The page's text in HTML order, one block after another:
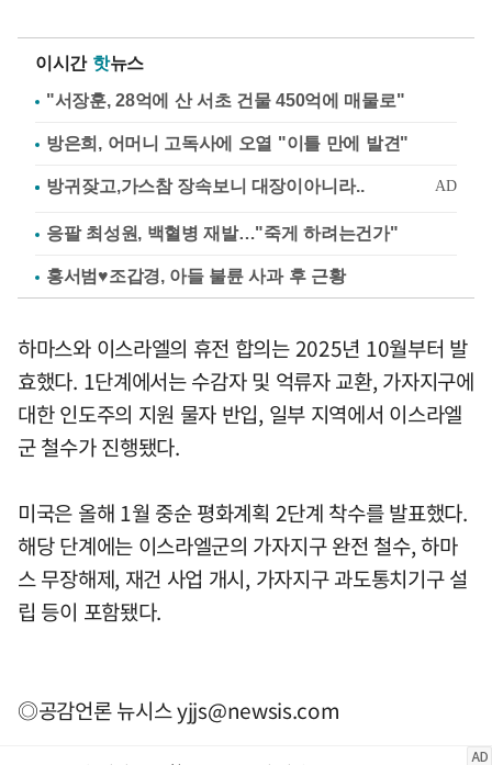
이시간 핫뉴스
"서장훈, 28억에 산 서초 건물 450억에 매물로"
방은희, 어머니 고독사에 오열 "이틀 만에 발견"
응팔 최성원, 백혈병 재발…"죽게 하려는건가"
홍서범♥조갑경, 아들 불륜 사과 후 근황
하마스와 이스라엘의 휴전 합의는 2025년 10월부터 발
효했다. 1단계에서는 수감자 및 억류자 교환, 가자지구에
대한 인도주의 지원 물자 반입, 일부 지역에서 이스라엘
군 철수가 진행됐다.
미국은 올해 1월 중순 평화계획 2단계 착수를 발표했다.
해당 단계에는 이스라엘군의 가자지구 완전 철수, 하마
스 무장해제, 재건 사업 개시, 가자지구 과도통치기구 설
립 등이 포함됐다.
◎공감언론 뉴시스yjjs@newsis.com